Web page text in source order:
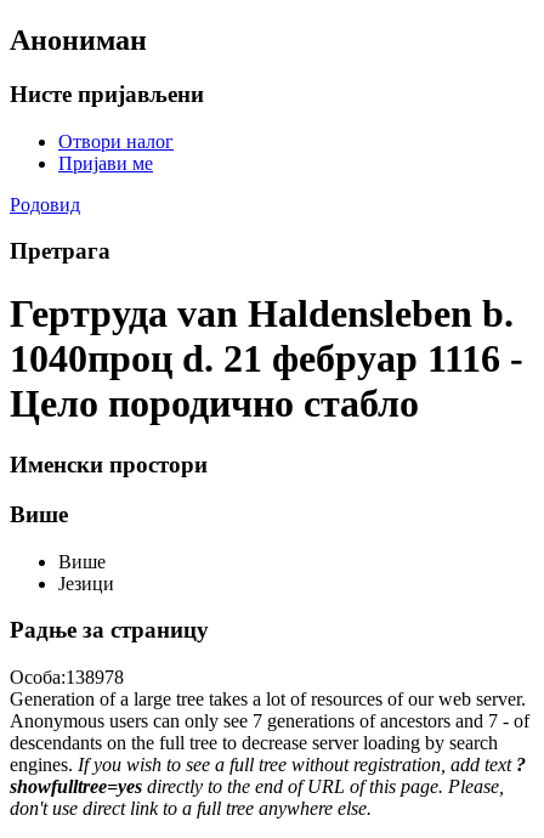
Анониман
Нисте пријављени
Отвори налог
Пријави ме
Родовид
Претрага
Гертруда van Haldensleben b.
1040проц d. 21 фебруар 1116 -
Цело породично стабло
Именски простори
Више
Више
Језици
Радње за страницу
Особа:138978
Generation of a large tree takes a lot of resources of our web server.
Anonymous users can only see 7 generations of ancestors and 7 - of
descendants on the full tree to decrease server loading by search
engines. If you wish to see a full tree without registration, add text ?
showfulltree=yes directly to the end of URL of this page. Please,
don't use direct link to a full tree anywhere else.